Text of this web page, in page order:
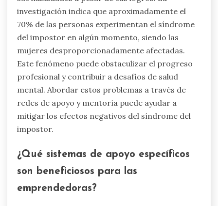
efectiva.
¿Cómo afecta el síndrome del
impostor a las mujeres en los
negocios?
El síndrome del impostor impacta
significativamente a las mujeres en los negocios
al intensificar los sentimientos de ansiedad,
llevando al agotamiento y al aislamiento. Las
de presión, haciendo que las mujeres duden de
sus habilidades a pesar de sus logros. La
investigación indica que aproximadamente el